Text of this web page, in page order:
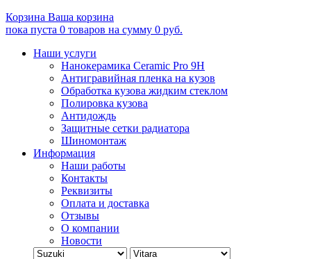
Корзина Ваша корзина
пока пуста 0 товаров на сумму 0 руб.
Наши услуги
Нанокерамика Ceramic Pro 9H
Антигравийная пленка на кузов
Обработка кузова жидким стеклом
Полировка кузова
Антидождь
Защитные сетки радиатора
Шиномонтаж
Информация
Наши работы
Контакты
Реквизиты
Оплата и доставка
Отзывы
О компании
Новости